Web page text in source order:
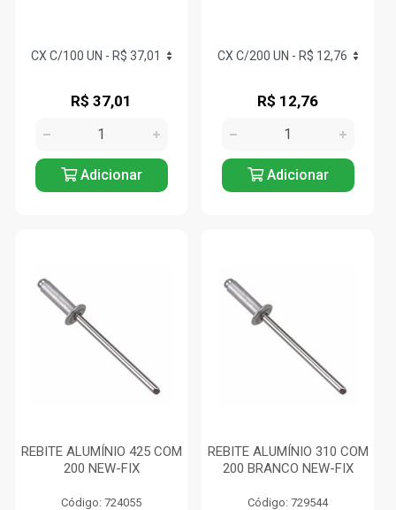
R$ 37,01
Adicionar
R$ 12,76
Adicionar
REBITE ALUMÍNIO 425 COM
200 NEW-FIX
Código: 724055
REBITE ALUMÍNIO 310 COM
200 BRANCO NEW-FIX
Código: 729544